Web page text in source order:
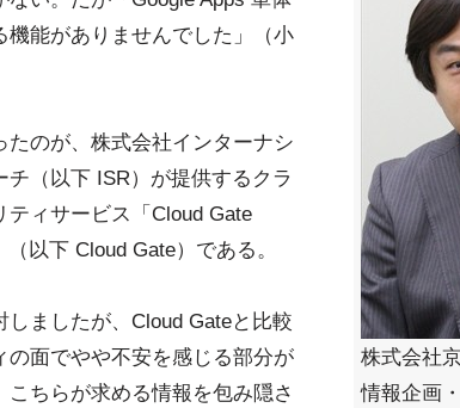
株式会社
情報企画
機能がありませんでした」（小
たのが、株式会社インターナシ
チ（以下 ISR）が提供するクラ
ティサービス「Cloud Gate
以下 Cloud Gate）である。
しましたが、Cloud Gateと比較
の面でやや不安を感じる部分が
こちらが求める情報を包み隠さ